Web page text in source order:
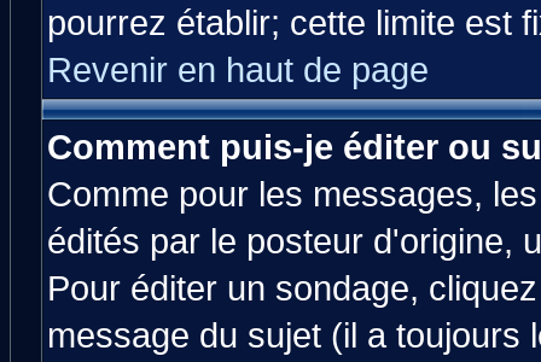
pourrez établir; cette limite est
Revenir en haut de page
Comment puis-je éditer ou
Comme pour les messages,
édités par le posteur d'origine,
Pour éditer un sondage,
message du sujet (il a toujours